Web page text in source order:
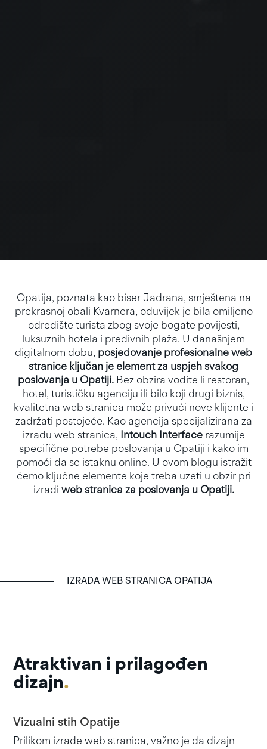
Opatija, poznata kao biser Jadrana, smještena na
prekrasnoj obali Kvarnera, oduvijek je bila omiljeno
odredište turista zbog svoje bogate povijesti,
luksuznih hotela i predivnih plaža. U današnjem
digitalnom dobu, posjedovanje profesionalne web
stranice ključan je element za uspjeh svakog
poslovanja u Opatiji. Bez obzira vodite li restoran,
hotel, turističku agenciju ili bilo koji drugi biznis,
kvalitetna web stranica može privući nove klijente i
zadržati postojeće. Kao agencija specijalizirana za
izradu web stranica,
Intouch Interfacerazumije
specifične potrebe poslovanja u Opatiji i kako im
pomoći da se istaknu online. U ovom blogu istražit
ćemo ključne elemente koje treba uzeti u obzir pri
izradi web stranica za poslovanja u Opatiji.
IZRADA WEB STRANICA OPATIJA
Atraktivan i prilagođen
dizajn.
Vizualni stih Opatije
Prilikom izrade web stranica, važno je da dizajn